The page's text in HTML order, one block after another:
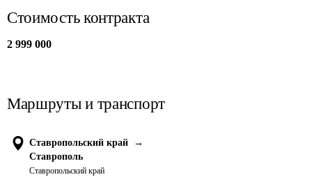
Стоимость контракта
2 999 000
Маршруты и транспорт
Ставропольский край
→
Ставрополь
Ставропольский край